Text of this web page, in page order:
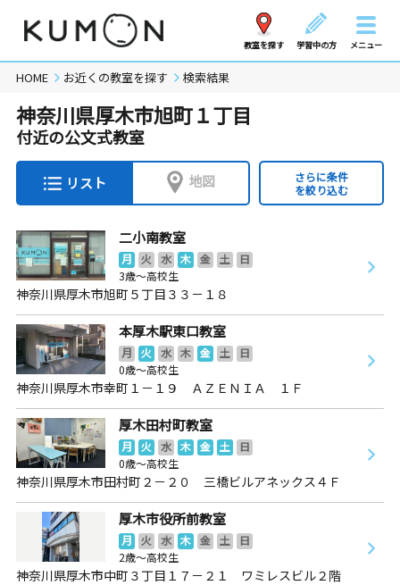
教室を探す 学習中の方 メニュー
HOME お近くの教室を探す 検索結果
神奈川県厚木市旭町１丁目
付近の公文式教室
リスト 地図
さらに条件
を絞り込む
二小南教室
月 火 水 木 金 土
日
3歳～高校生
神奈川県厚木市旭町５丁目３３－１８
本厚木駅東口教室
月 火 水 木 金 土
日
0歳～高校生
神奈川県厚木市幸町１－１９ ＡＺＥＮＩＡ １Ｆ
厚木田村町教室
月 火 水 木 金 土
日
0歳～高校生
神奈川県厚木市田村町２－２０ 三橋ビルアネックス４Ｆ
厚木市役所前教室
月 火 水 木 金 土
日
2歳～高校生
神奈川県厚木市中町３丁目１７－２１ ワミレスビル２階